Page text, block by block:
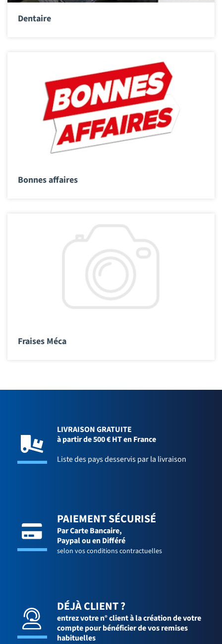
Dentaire
Bonnes affaires
Fraises Méca
LIVRAISON GRATUITE
à partir de 500 € HT en France
Liste des pays desservis par la livraison
PAIEMENT SÉCURISÉ
Par Carte Bancaire,
Paypal ou en Différé
selon vos conditions contractuelles
DÉJÀ CLIENT ?
entrez votre n° client à la création de votre
compte pour bénéficier de vos remises
habituelles